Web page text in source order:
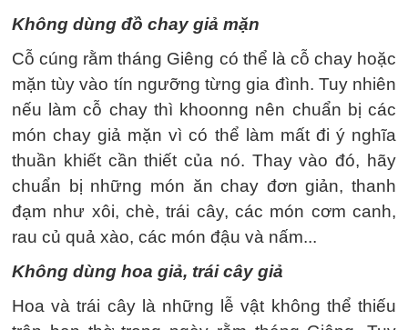
Không dùng đồ chay giả mặn
Cỗ cúng rằm tháng Giêng có thể là cỗ chay hoặc
mặn tùy vào tín ngưỡng từng gia đình. Tuy nhiên
nếu làm cỗ chay thì khoonng nên chuẩn bị các
món chay giả mặn vì có thể làm mất đi ý nghĩa
thuần khiết cần thiết của nó. Thay vào đó, hãy
chuẩn bị những món ăn chay đơn giản, thanh
đạm như xôi, chè, trái cây, các món cơm canh,
rau củ quả xào, các món đậu và nấm...
Không dùng hoa giả, trái cây giả
Hoa và trái cây là những lễ vật không thể thiếu